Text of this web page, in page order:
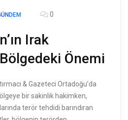
0
Irak
Önemi
& Gazeteci Ortadoğu’da
bir sakinlik hakimken,
terör tehdidi barındıran